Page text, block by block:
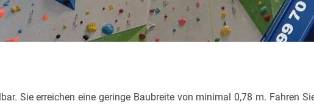
16 °
4.9 kN/m²
Sie erreichen eine geringe Baubreite von minimal 0,78 m. Fahren